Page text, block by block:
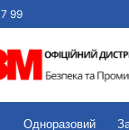
99
Одноразовий